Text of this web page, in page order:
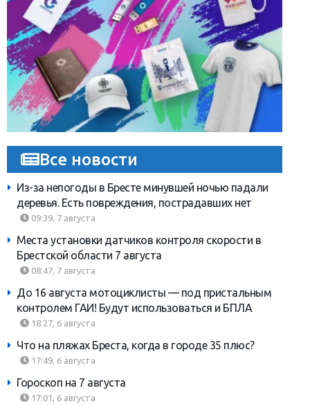
Все новости
Из-за непогоды в Бресте минувшей ночью падали
деревья. Есть повреждения, пострадавших нет
09:39, 7 августа
Места установки датчиков контроля скорости в
Брестской области 7 августа
08:47, 7 августа
До 16 августа мотоциклисты — под пристальным
контролем ГАИ! Будут использоваться и БПЛА
18:27, 6 августа
Что на пляжах Бреста, когда в городе 35 плюс?
17:49, 6 августа
Гороскоп на 7 августа
17:01, 6 августа